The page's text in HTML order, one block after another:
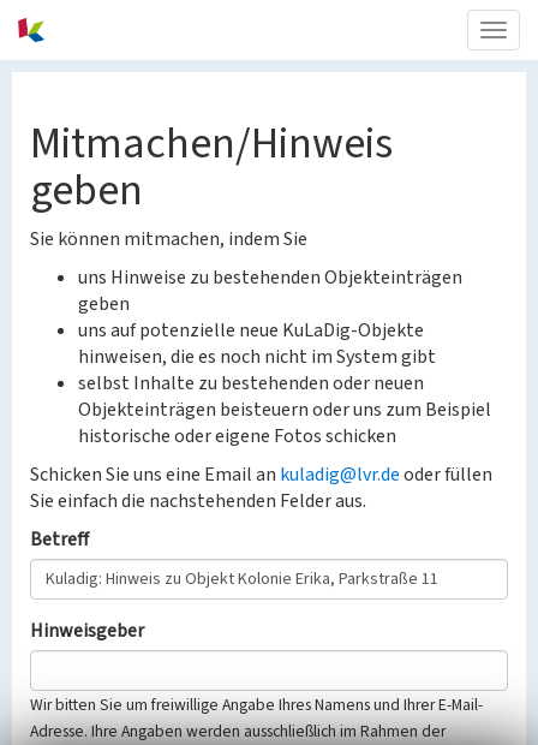
Mitmachen/Hinweis
geben
Sie können mitmachen, indem Sie
uns Hinweise zu bestehenden Objekteinträgen
geben
uns auf potenzielle neue KuLaDig-Objekte
hinweisen, die es noch nicht im System gibt
selbst Inhalte zu bestehenden oder neuen
Objekteinträgen beisteuern oder uns zum Beispiel
historische oder eigene Fotos schicken
Schicken Sie uns eine Email an kuladig@lvr.deoder füllen
Sie einfach die nachstehenden Felder aus.
Betreff
Hinweisgeber
Wir bitten Sie um freiwillige Angabe Ihres Namens und Ihrer E-Mail-
Adresse. Ihre Angaben werden ausschließlich im Rahmen der